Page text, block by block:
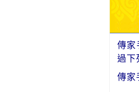
傳家
過下
傳家